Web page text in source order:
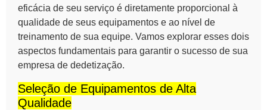
eficácia de seu serviço é diretamente proporcional à
qualidade de seus equipamentos e ao nível de
treinamento de sua equipe. Vamos explorar esses dois
aspectos fundamentais para garantir o sucesso de sua
empresa de dedetização.
Seleção de Equipamentos de Alta
Qualidade